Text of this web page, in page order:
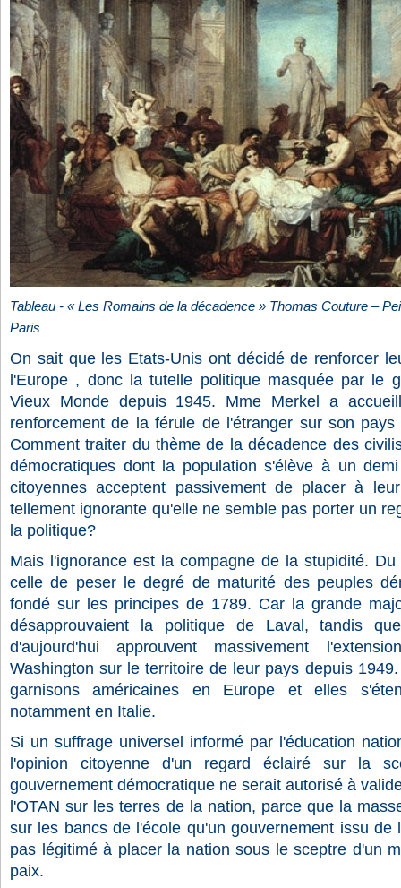
Tableau - « Les Romains de la décadence » Thomas Couture –
Paris
On sait que les Etats-Unis ont décidé de renforcer
l'Europe , donc la tutelle politique masquée par le
Vieux Monde depuis 1945. Mme Merkel a
renforcement de la férule de l'étranger sur son
Comment traiter du thème de la décadence des
démocratiques dont la population s'élève à un
citoyennes acceptent passivement de placer à
tellement ignorante qu'elle ne semble pas porter un
la politique?
Mais l'ignorance est la compagne de la stupidité.
celle de peser le degré de maturité des peuples
fondé sur les principes de 1789. Car la grande
désapprouvaient la politique de Laval, tandis
d'aujourd'hui approuvent massivement
Washington sur le territoire de leur pays depuis
garnisons américaines en Europe et elles
notamment en Italie.
Si un suffrage universel informé par l'éducation
l'opinion citoyenne d'un regard éclairé sur la
gouvernement démocratique ne serait autorisé à
l'OTAN sur les terres de la nation, parce que la
sur les bancs de l'école qu'un gouvernement issu de
pas légitimé à placer la nation sous le sceptre d'un
paix.